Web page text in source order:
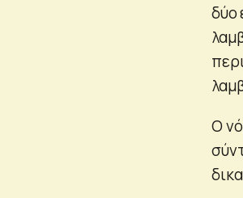
δύο
Ο